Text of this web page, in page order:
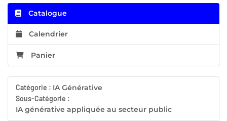
Catalogue
Calendrier
Panier
Catégorie : IA Générative
Sous-Catégorie :
IA générative appliquée au secteur public